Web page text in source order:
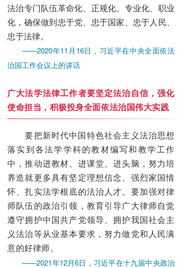
法治专门队伍革命化、正规化、专业化、职业
化，确保做到忠于党、忠于国家、忠于人民、
忠于法律。
——2020年11月16日，习近平在中央全面依法
治国工作会议上的讲话
广大法学法律工作者要坚定法治自信，强化
使命担当，积极投身全面依法治国伟大实践
要把新时代中国特色社会主义法治思想
落实到各法学学科的教材编写和教学工作
中，推动进教材、进课堂、进头脑，努力培
养造就更多具有坚定理想信念、强烈家国情
怀、扎实法学根底的法治人才。要加强对律
师队伍的政治引领，教育引导广大律师自觉
遵守拥护中国共产党领导、拥护我国社会主
义法治等从业基本要求，努力做党和人民满
意的好律师。
——2021年12月6日，习近平在十九届中央政治